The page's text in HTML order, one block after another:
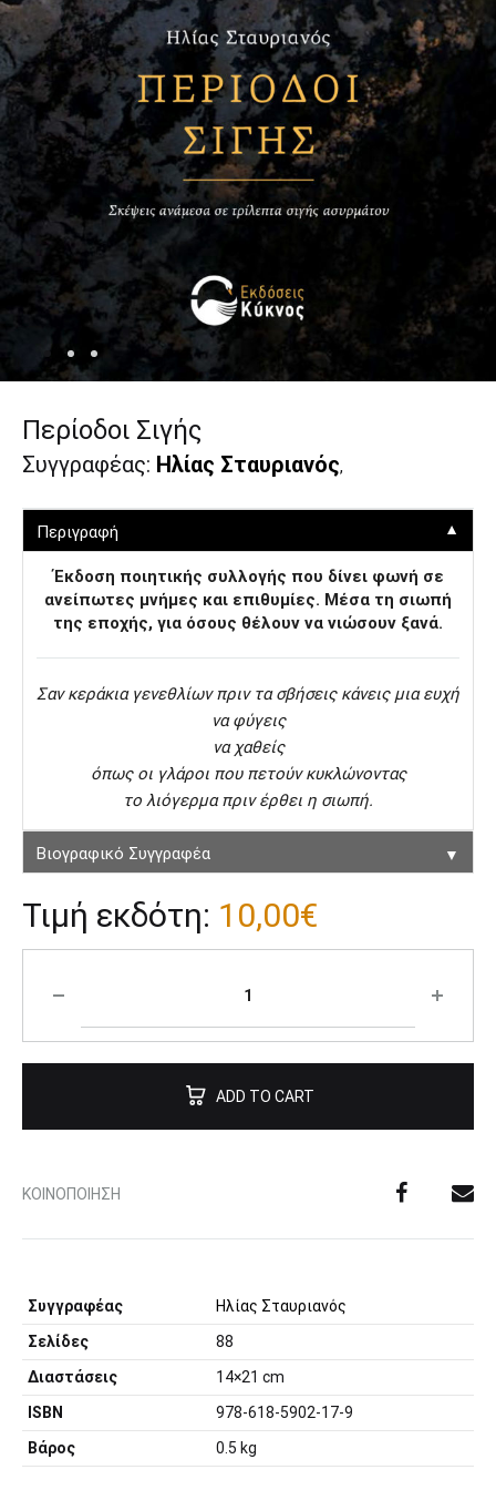
Περίοδοι Σιγής
Συγγραφέας: Ηλίας Σταυριανός,
Περιγραφή ▼
Έκδοση ποιητικής συλλογής που δίνει φωνή σε
ανείπωτες μνήμες και επιθυμίες. Μέσα τη σιωπή
της εποχής, για όσους θέλουν να νιώσουν ξανά.
Σαν κεράκια γενεθλίων πριν τα σβήσεις κάνεις µια ευχή
να φύγεις
να χαθείς
όπως οι γλάροι που πετούν κυκλώνοντας
το λιόγερµα πριν έρθει η σιωπή.
Βιογραφικό Συγγραφέα ▼
Τιμή εκδότη: 10,00€
ADD TO CART
ΚΟΙΝΟΠΟΊΗΣΗ
Συγγραφέας
Ηλίας Σταυριανός
Σελίδες
88
Διαστάσεις
14×21 cm
ISBN
978-618-5902-17-9
Βάρος
0.5 kg